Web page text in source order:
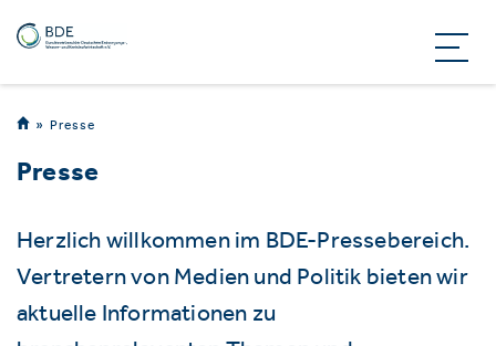
Presse
Presse
Herzlich willkommen im BDE-Pressebereich.
Vertretern von Medien und Politik bieten wir
aktuelle Informationen zu